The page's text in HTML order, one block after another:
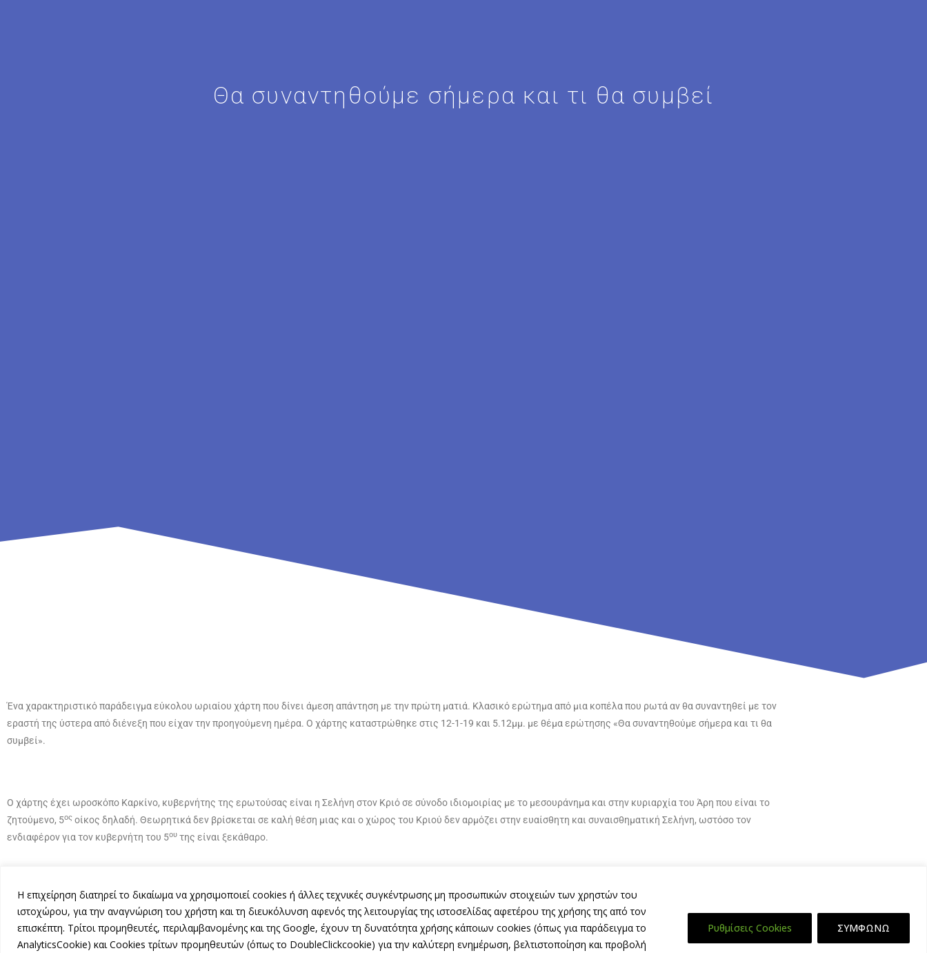
Η επιχείρηση διατηρεί το δικαίωμα να χρησιμοποιεί cookies ή άλλες τεχνικές συγκέντρωσης μη προσωπικών στοιχειών των χρηστών του
ιστοχώρου, για την αναγνώριση του χρήστη και τη διευκόλυνση αφενός της λειτουργίας της ιστοσελίδας αφετέρου της χρήσης της από τον
επισκέπτη. Τρίτοι προμηθευτές, περιλαμβανομένης και της Google, έχουν τη δυνατότητα χρήσης κάποιων cookies (όπως για παράδειγμα το
AnalyticsCookie) και Cookies τρίτων προμηθευτών (όπως το DoubleClickcookie) για την καλύτερη ενημέρωση, βελτιστοποίηση και προβολή
Ρυθμίσεις Cookies ΣΥΜΦΩΝΩ
Θα συναντηθούμε σήμερα και τι θα συμβεί
Ένα χαρακτηριστικό παράδειγμα εύκολου ωριαίου χάρτη που δίνει άμεση απάντηση με την πρώτη ματιά. Κλασικό ερώτημα από μια κοπέλα που ρωτά αν θα συναντηθεί με τον
εραστή της ύστερα από διένεξη που είχαν την προηγούμενη ημέρα. Ο χάρτης καταστρώθηκε στις 12-1-19 και 5.12μμ. με θέμα ερώτησης «Θα συναντηθούμε σήμερα και τι θα
συμβεί».
Ο χάρτης έχει ωροσκόπο Καρκίνο, κυβερνήτης της ερωτούσας είναι η Σελήνη στον Κριό σε σύνοδο ιδιομοιρίας με το μεσουράνημα και στην κυριαρχία του Άρη που είναι το
ζητούμενο, 5ος οίκος δηλαδή. Θεωρητικά δεν βρίσκεται σε καλή θέση μιας και ο χώρος του Κριού δεν αρμόζει στην ευαίσθητη και συναισθηματική Σελήνη, ωστόσο τον
ενδιαφέρον για τον κυβερνήτη του 5ου της είναι ξεκάθαρο.
Ο Άρης βρίσκεται επίσης στον Κριό στην καλύτερη του θέση, σε κυριαρχία, εντός μεσουρανήματος. Και οι δυο πλανήτες βρίσκονται στην αδυναμία του Κρόνου,
αδιαφορώντας για τις αναστολές, τα προβλήματα ή τις όποιες φοβίες, ανασφάλειες έχουν, δίνοντας περισσότερο σημασία στο στοιχείο της έντονης έλξης και παρόρμησης
που δίνει του ζώδιο του Κριού.